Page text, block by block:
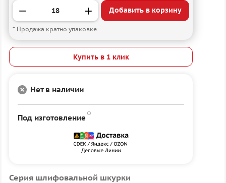
Серия шлифовальной шкурки
Добавить в корзину
* Продажа кратно упаковке
Купить в 1 клик
Нет в наличии
Под изготовление